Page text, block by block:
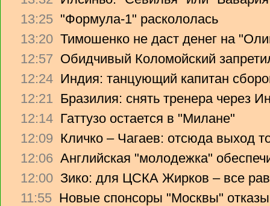
13:25 "Формула-1" раскололась
13:20 Тимошенко не даст денег на
12:57 Обидчивый Коломойский
12:24 Индия: танцующий капитан
12:21 Бразилия: снять тренера через
12:14 Гаттузо остается в "Милане"
12:09 Кличко – Чагаев: отсюда выход
12:06 Английская "молодежка"
12:00 Зико: для ЦСКА Жирков – все
11:55 Новые спонсоры "Москвы"